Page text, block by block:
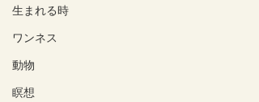
生まれる時
ワンネス
動物
瞑想